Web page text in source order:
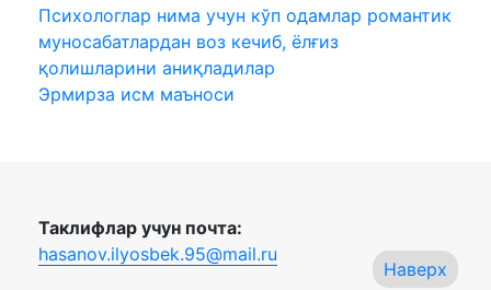
Психологлар нима учун кўп одамлар романтик
муносабатлардан воз кечиб, ёлғиз
қолишларини аниқладилар
Эрмирза исм маъноси
Наверх
Таклифлар учун почта:
hasanov.ilyosbek.95@mail.ru